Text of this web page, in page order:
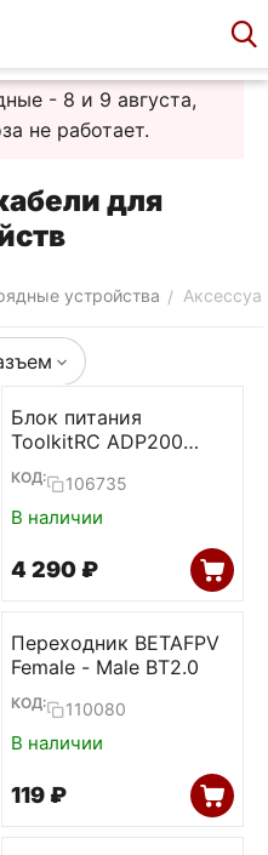
- 8 и 9 августа,
не работает.
для
устройства /
Блок питания
ToolkitRC ADP200
200W 19,5V 10,3А
КОД: 106735
В наличии
4 290 ₽
Переходник BETAFPV
Female - Male BT2.0
КОД: 110080
В наличии
‍119‍ ₽